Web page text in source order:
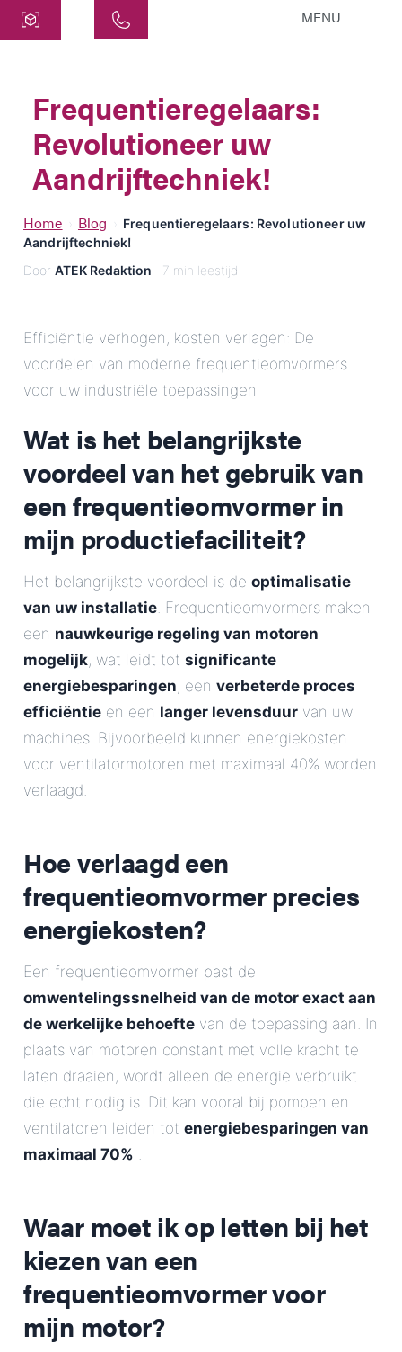
Siemensstraat 47
25462 Rellingen
info@atek.de
+49 4101 7953-0
Chat openen
Bedrijfsnaam
Adres
Bericht
Bericht verzenden
MENU
Frequentieregelaars:
Revolutioneer uw
Aandrijftechniek!
Home Blog
Frequentieregelaars: Revolutioneer uw
Aandrijftechniek!
Door ATEK Redaktion · 7 min leestijd
Efficiëntie verhogen, kosten verlagen: De
voordelen van moderne frequentieomvormers
voor uw industriële toepassingen
Wat is het belangrijkste
voordeel van het gebruik van
een frequentieomvormer in
mijn productiefaciliteit?
Het belangrijkste voordeel is de optimalisatie
van uw installatie. Frequentieomvormers maken
een nauwkeurige regeling van motoren
mogelijk, wat leidt tot significante
energiebesparingen, een verbeterde proces
efficiëntie en een langer levensduur van uw
machines. Bijvoorbeeld kunnen energiekosten
voor ventilatormotoren met maximaal 40% worden
verlaagd.
Hoe verlaagd een
frequentieomvormer precies
energiekosten?
Een frequentieomvormer past de
omwentelingssnelheid van de motor exact aan
de werkelijke behoefte van de toepassing aan. In
plaats van motoren constant met volle kracht te
laten draaien, wordt alleen de energie verbruikt
die echt nodig is. Dit kan vooral bij pompen en
ventilatoren leiden tot energiebesparingen van
maximaal 70% .
Waar moet ik op letten bij het
kiezen van een
frequentieomvormer voor
mijn motor?